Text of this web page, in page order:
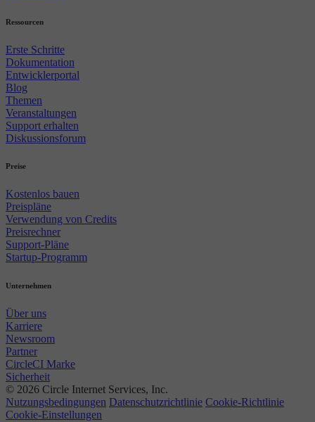
Ressourcen
Erste Schritte
Dokumentation
Entwicklerportal
Blog
Themen
Veranstaltungen
Support erhalten
Diskussionsforum
Preise
Kostenlos bauen
Preispläne
Verwendung von Credits
Preisrechner
Support-Pläne
Startup-Programm
Unternehmen
Über uns
Karriere
Newsroom
Partner
CircleCI Marke
Sicherheit
© 2026 Circle Internet Services, Inc.
Nutzungsbedingungen Datenschutzrichtlinie Cookie-Richtlinie
Cookie-Einstellungen